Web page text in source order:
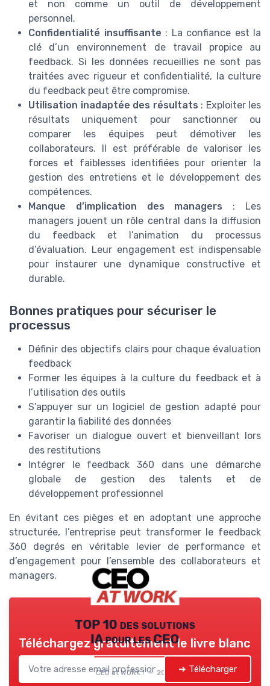
et non comme un outil de développement
personnel.
Confidentialité insuffisante : La confiance est la
clé d’un environnement de travail propice au
feedback. Si les données recueillies ne sont pas
traitées avec rigueur et confidentialité, la culture
du feedback peut être compromise.
Utilisation inadaptée des résultats : Exploiter les
résultats uniquement pour sanctionner ou
comparer les équipes peut démotiver les
collaborateurs. Il est préférable de valoriser les
forces et faiblesses identifiées pour orienter la
gestion des entretiens et le développement des
compétences.
Manque d’implication des managers : Les
managers jouent un rôle central dans la diffusion
du feedback et l’animation du processus
d’évaluation. Leur engagement est indispensable
pour instaurer une dynamique constructive et
durable.
Bonnes pratiques pour sécuriser le
processus
Définir des objectifs clairs pour chaque évaluation
feedback
Former les équipes à la culture du feedback et à
l’utilisation des outils
S’appuyer sur un logiciel de gestion adapté pour
garantir la fiabilité des données
Favoriser un dialogue ouvert et bienveillant lors
des restitutions
Intégrer le feedback 360 dans une démarche
globale de gestion des talents et de
développement professionnel
En évitant ces pièges et en adoptant une approche
structurée, l’entreprise peut transformer le feedback
360 degrés en véritable levier de performance et
d’engagement pour l’ensemble des collaborateurs et
managers.
TOP 10 des solutions
IA pour les CEO
CEO at WORK ! — 2026
Téléchargez gratuitement le livre blanc
➔ Télécharger